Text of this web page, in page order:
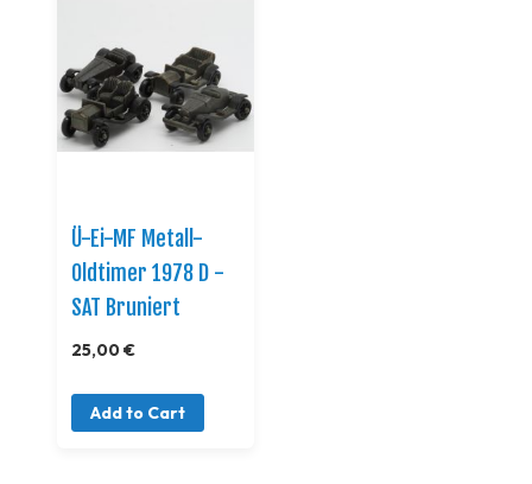
Ü-Ei-MF Metall-
Oldtimer 1978 D -
SAT Bruniert
25,00 €
Add to Cart